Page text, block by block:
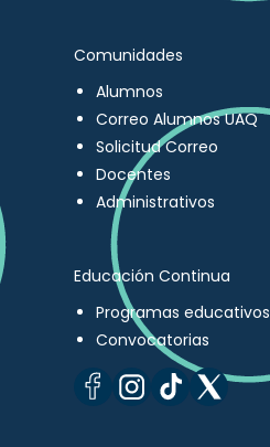
Comunidades
Alumnos
Correo Alumnos UAQ
Solicitud Correo
Docentes
Administrativos
Educación Continua
Programas educativos
Convocatorias